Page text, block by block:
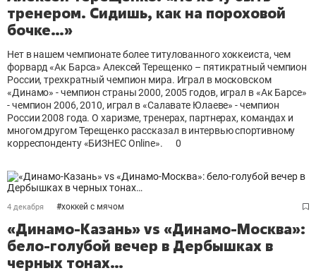
тренером. Сидишь, как на пороховой
бочке…»
Нет в нашем чемпионате более титулованного хоккеиста, чем
форвард «Ак Барса» Алексей Терещенко – пятикратный чемпион
России, трехкратный чемпион мира. Играл в московском
«Динамо» - чемпион страны 2000, 2005 годов, играл в «Ак Барсе»
- чемпион 2006, 2010, играл в «Салавате Юлаеве» - чемпион
России 2008 года. О харизме, тренерах, партнерах, командах и
многом другом Терещенко рассказал в интервью спортивному
корреспонденту «БИЗНЕС Online».
0
4 декабря #хоккей с мячом
«Динамо-Казань» vs «Динамо-Москва»:
бело-голубой вечер в Дербышках в
черных тонах…